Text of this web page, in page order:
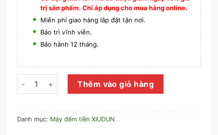
trị sản phẩm. Chỉ áp dụng cho mua hàng online.
Miễn phí giao hàng lắp đặt tận nơi.
Bảo trì vĩnh viễn.
Bảo hành 12 tháng.
Máy đếm tiền XIUDUN 6688 W số lượng
Thêm vào giỏ hàng
Danh mục: Máy đếm tiền XIUDUN